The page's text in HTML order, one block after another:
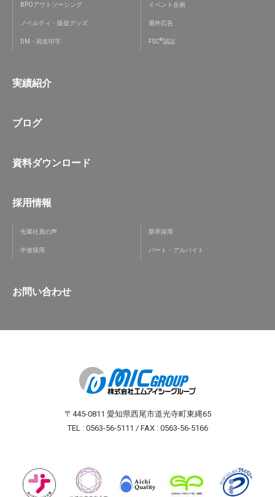
BPOアウトソーシング イベント企画
ノベルティ・販促グッズ 屋外広告
DM・宛名印字 FSC®認証
実績紹介
ブログ
資料ダウンロード
採用情報
先輩社員の声 新卒採用
中途採用 パート・アルバイト
お問い合わせ
〒445-0811 愛知県西尾市道光寺町東縄65
TEL : 0563-56-5111 / FAX : 0563-56-5166